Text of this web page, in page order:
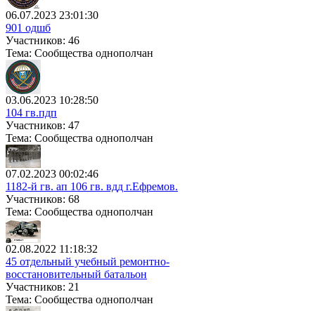
06.07.2023 23:01:30
901 одшб
Участников: 46
Тема: Сообщества однополчан
03.06.2023 10:28:50
104 гв.пдп
Участников: 47
Тема: Сообщества однополчан
07.02.2023 00:02:46
1182-й гв. ап 106 гв. вдд г.Ефремов.
Участников: 68
Тема: Сообщества однополчан
02.08.2022 11:18:32
45 отдельный учебный ремонтно-
восстановительный батальон
Участников: 21
Тема: Сообщества однополчан